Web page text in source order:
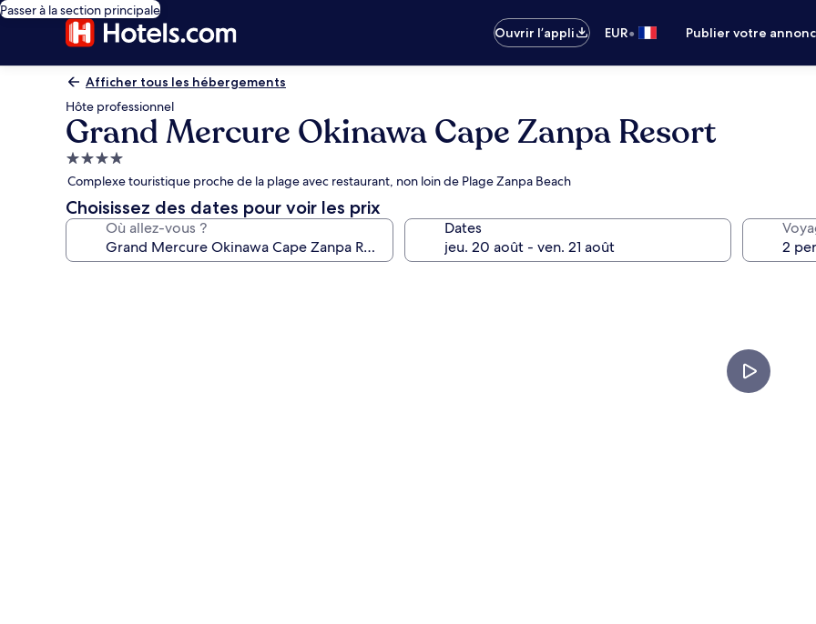
Passer à la section principale
Ouvrir l’appli
EUR• Publier votre
Afficher tous les hébergements
Hôte professionnel
Grand Mercure Okinawa Cape Zanpa Resort
Hébergement
4.0 étoiles
Complexe touristique proche de la plage avec restaurant, non loin de Plage Zanpa Beach
Choisissez des dates pour voir les prix
Où allez-vous ? Dates